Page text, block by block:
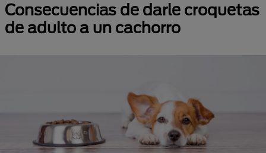
Consecuencias de darle croquetas
de adulto a un cachorro